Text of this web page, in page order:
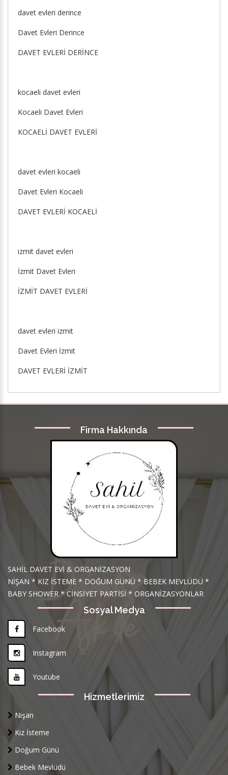
davet evleri derince
Davet Evleri Derince
DAVET EVLERİ DERİNCE
kocaeli davet evleri
Kocaeli Davet Evleri
KOCAELİ DAVET EVLERİ
davet evleri kocaeli
Davet Evleri Kocaeli
DAVET EVLERİ KOCAELİ
izmit davet evleri
İzmit Davet Evleri
İZMİT DAVET EVLERİ
davet evleri izmit
Davet Evleri İzmit
DAVET EVLERİ İZMİT
Firma Hakkında
SAHİL DAVET EVİ & ORGANİZASYON
NİŞAN * KIZ İSTEME * DOĞUM GÜNÜ * BEBEK MEVLÜDÜ *
BABY SHOWER * CİNSİYET PARTİSİ * ORGANİZASYONLAR
Sosyal Medya
Facebook
Instagram
Youtube
Hizmetlerimiz
Nişan
Kız İsteme
Doğum Günü
Bebek Mevlüdü